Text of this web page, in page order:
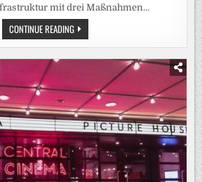
mit drei Maßnahmen…
CONTINUE READINGGIGABIT-
SCHNELLES
INTERNET
DATENAUTOBAHNEN
FÜR
ÜBER
3200
HAUSHALTE
IM
LANDKREIS
SOEST